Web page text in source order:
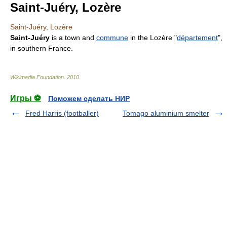
Saint-Juéry, Lozère
Saint-Juéry, Lozère
Saint-Juéry is a town and commune in the Lozère "département",
in southern France
Wikimedia Foundation 2010
Игры ⚽
Поможем сделать НИР
Fred Harris (footballer)
Tomago aluminium smelter